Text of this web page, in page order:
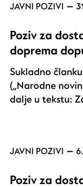
JAVNI POZIVI
Poziv za
doprema
Sukladno
(„Narodne
dalje u tekstu:
JAVNI POZIVI
Poziv za